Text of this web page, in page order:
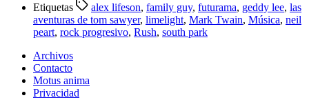
Etiquetas alex lifeson, family guy, futurama, geddy lee, las
aventuras de tom sawyer, limelight, Mark Twain, Música, neil
peart, rock progresivo, Rush, south park
Archivos
Contacto
Motus anima
Privacidad